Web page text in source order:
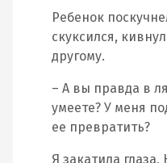
Ребенок
скуксился,
другому.
– А вы правда в
умеете? У меня
ее превратить?
Я закатила